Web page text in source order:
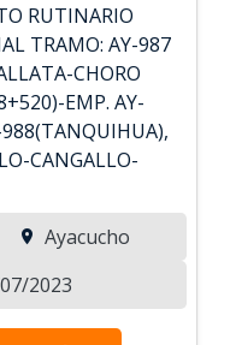
RUTINARIO
TRAMO: AY-987
CHORO
EMP. AY-
988(TANQUIHUA),
CANGALLO-
Ayacucho
2023